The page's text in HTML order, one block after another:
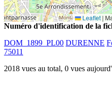
Leaflet |
Numéro d'identification de la
DOM_1899_PL00 DURENNE
75011
2018 vues au total, 0 vues